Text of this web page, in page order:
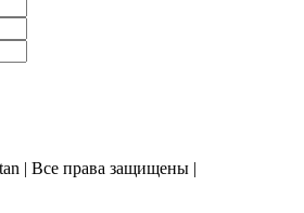
| Все права защищены |